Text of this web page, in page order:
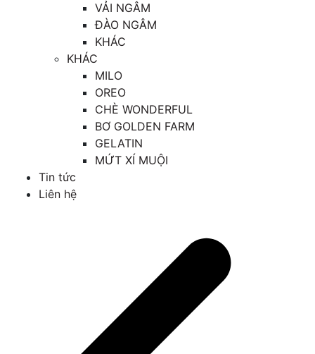
VẢI NGÂM
ĐÀO NGÂM
KHÁC
KHÁC
MILO
OREO
CHÈ WONDERFUL
BƠ GOLDEN FARM
GELATIN
MỨT XÍ MUỘI
Tin tức
Liên hệ